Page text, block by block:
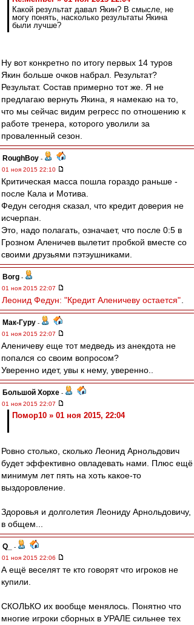
Какой результат давал Якин? В смысле, не
могу понять, насколько результаты Якина
были лучше?
Ну вот конкретно по итогу первых 14 туров
Якин больше очков набрал. Результат?
Результат. Состав примерно тот же. Я не
предлагаю вернуть Якина, я намекаю на то,
что мы сейчас видим регресс по отношению к
работе тренера, которого уволили за
проваленный сезон.
RoughBoy -
01 ноя 2015 22:10
Критическая масса пошла гораздо раньше -
после Кала и Мотива.
Федун сегодня сказал, что кредит доверия не
исчерпан.
Это, надо полагать, означает, что после 0:5 в
Грозном Аленичев вылетит пробкой вместе со
своими друзьями пэтэушниками.
Borg -
01 ноя 2015 22:07
Леонид Федун: "Кредит Аленичеву остается"
Мак-Гуру -
01 ноя 2015 22:07
Аленичеву еще тот медведь из анекдота не
попался со своим вопросом?
Уверенно идет, увы к нему, уверенно..
Большой Хорхе -
01 ноя 2015 22:07
Помор10 » 01 ноя 2015, 22:04
Ровно столько, сколько Леонид Арнольдович
будет эффективно овладевать нами. Плюс ещё
минимум лет пять на хоть какое-то
выздоровление.
Здоровья и долголетия Леониду Арнольдовичу,
в общем...
Q_
-
01 ноя 2015 22:06
А ещё веселят те кто говорят что игроков не
купили.
СКОЛЬКО их вообще менялось. Понятно что
многие игроки сборных в УРАЛЕ сильнее тех